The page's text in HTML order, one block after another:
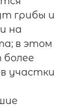
грибы и
на
в этом
участки